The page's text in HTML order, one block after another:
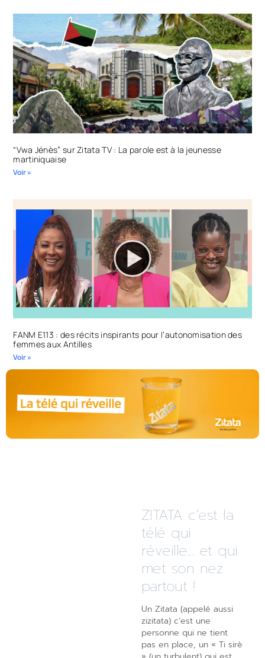
“Vwa Jénès” sur Zitata TV : La parole est à la jeunesse
martiniquaise
Voir »
FANM E113 : des récits inspirants pour l’autonomisation des
femmes aux Antilles
Voir »
ZITATA c’est la
télé qui
réveille... et qui
met son nez
partout !
Un Zitata (appelé aussi
zizitata) c’est une
personne qui ne tient
pas en place, un « Ti sirè